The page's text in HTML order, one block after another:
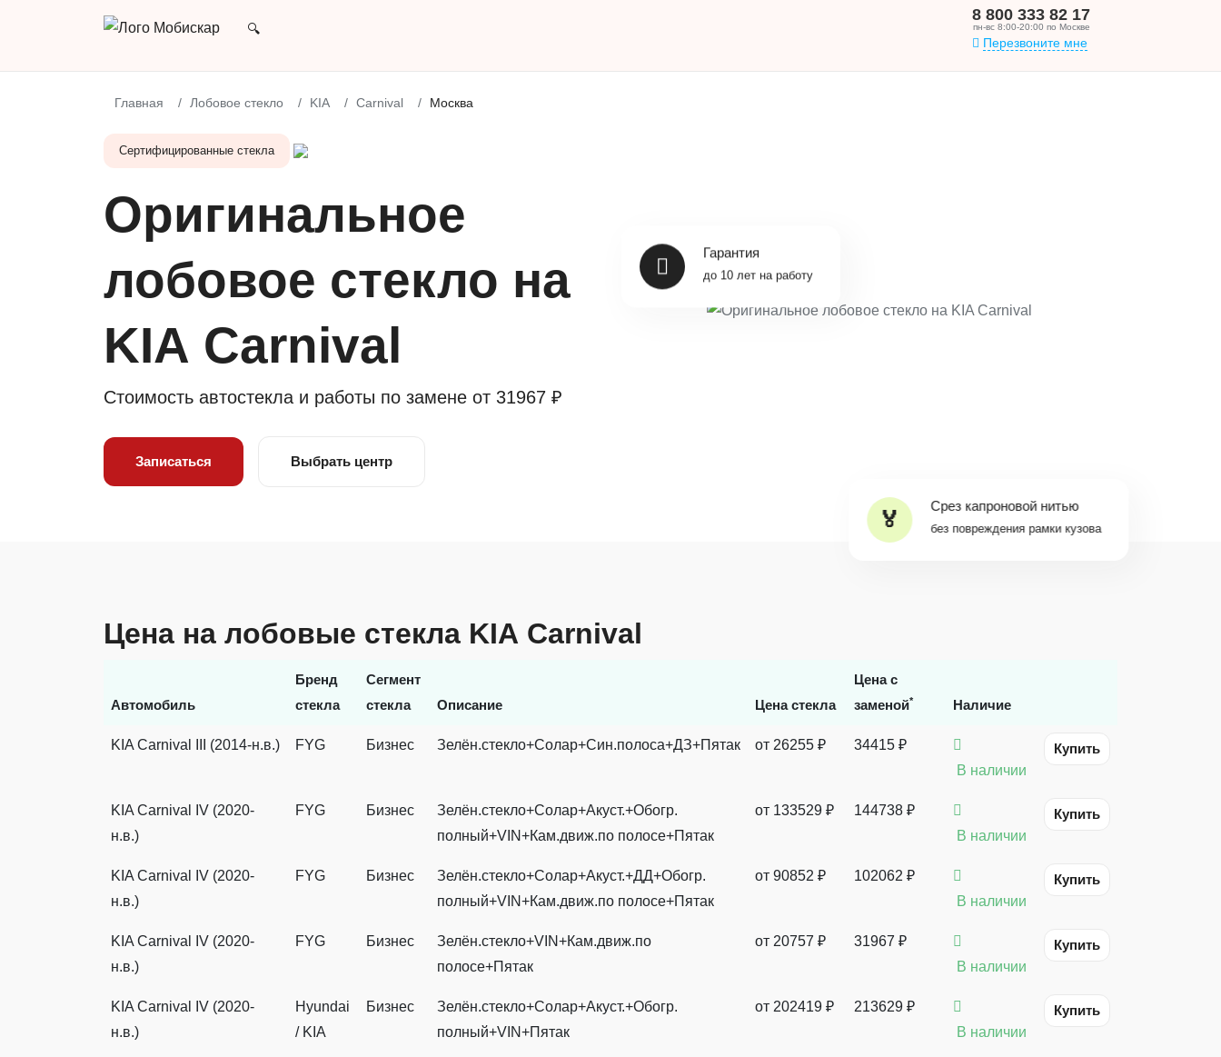
8 800 333 82 17
пн-вс 8:00-20:00 по Москве
Перезвоните мне
Главная Лобовое стекло KIA Carnival Москва
Сертифицированные стекла
Оригинальное
лобовое стекло на
KIA Carnival
Стоимость автостекла и работы по замене от 31967 ₽
Записаться Выбрать центр
Срез капроновой нитью
без повреждения рамки кузова
Гарантия
до 10 лет на работу
Цена на лобовые стекла KIA Carnival
Автомобиль
Бренд
стекла
Сегмент
стекла
Описание Цена стекла
Цена с
заменой* Наличие
KIA Carnival III (2014-н.в.) FYG Бизнес Зелён.стекло+Солар+Син.полоса+ДЗ+Пятак от 26255 ₽
34415 ₽
В наличии
Купить
KIA Carnival IV (2020-
н.в.)
FYG Бизнес
Зелён.стекло+Солар+Акуст.+Обогр.
полный+VIN+Кам.движ.по полосе+Пятак
от 133529 ₽
144738 ₽
В наличии
Купить
KIA Carnival IV (2020-
н.в.)
FYG Бизнес
Зелён.стекло+Солар+Акуст.+ДД+Обогр.
полный+VIN+Кам.движ.по полосе+Пятак
от 90852 ₽
102062 ₽
В наличии
Купить
KIA Carnival IV (2020-
н.в.)
FYG Бизнес
Зелён.стекло+VIN+Кам.движ.по
полосе+Пятак
от 20757 ₽
31967 ₽
В наличии
Купить
KIA Carnival IV (2020-
н.в.)
Hyundai
/ KIA
Бизнес
Зелён.стекло+Солар+Акуст.+Обогр.
полный+VIN+Пятак
от 202419 ₽
213629 ₽
В наличии
Купить